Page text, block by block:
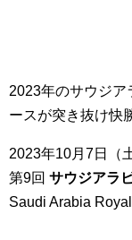
2023年のサウジ
ースが突き抜け快
2023年10月7日（
第9回 サウジアラ
Saudi Arabia